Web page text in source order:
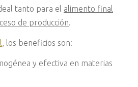
tanto para el alimento final
de producción.
, los beneficios son:
y efectiva en materias